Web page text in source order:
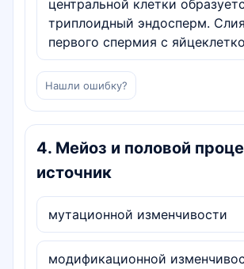
центральной клетки
триплоидный эндосперм.
первого спермия с
Нашли ошибку?
4. Мейоз и половой
источник
мутационной изменчивости
модификационной